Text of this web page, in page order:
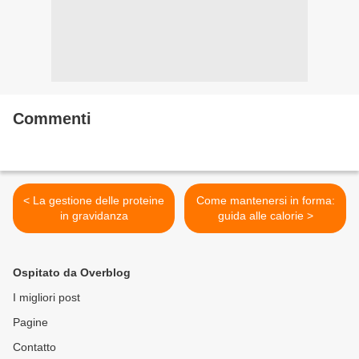
Commenti
< La gestione delle proteine
in gravidanza
Come mantenersi in forma:
guida alle calorie >
Ospitato da Overblog
I migliori post
Pagine
Contatto